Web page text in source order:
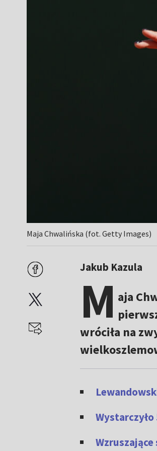
Maja Chwalińska (fot. Getty Images)
Jakub Kazula
M aja
wróciła na